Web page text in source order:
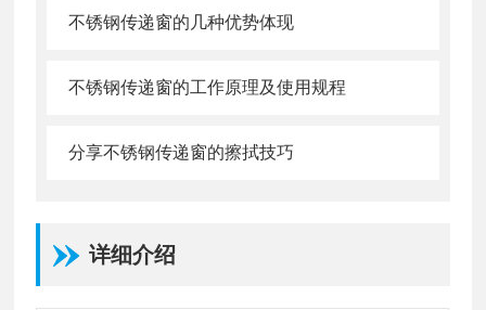
不锈钢传递窗的几种优势体现
不锈钢传递窗的工作原理及使用规程
分享不锈钢传递窗的擦拭技巧
详细介绍